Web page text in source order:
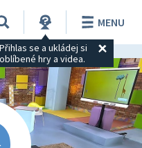
Přihlas se a ukládej si
oblíbené hry a videa.
MENU